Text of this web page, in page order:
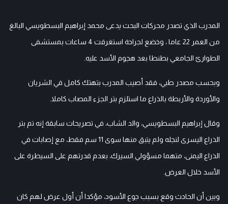
المدرب الذي تصدر محركات البحث يدعى محمد إبراهيم البسطويسي البالغ
من العمر 22 عاما ، وخضع لجراحة استغرقت 4 ساعات بمستشفى
الطوارئ الجامعي بطنطا بعد هجوم الأسد عليه.
وبحسب مصدر طبي، فقد أصيب المدرب بتهتك كامل في الشريان
والأوردة والأربطة بالذراع ما استلزم بتر الجزء المصاب كاملا.
وقال إبراهيم البسطويسي، والد الشاب، في تصريحات سابقة إنه تم بتر
الذراع اليسرى لنجله ولم يتبق منها سوى 11 سم فقط، مع إصابات في
الذراع اليمنى، متهما مسؤولي السيرك، بعدم قدرتهم على السيطرة على
الأسد خلال العرض.
وبين أن الحادث وقع بسبب جوع الأسود، مؤكدا أن أول عرض لهم كان